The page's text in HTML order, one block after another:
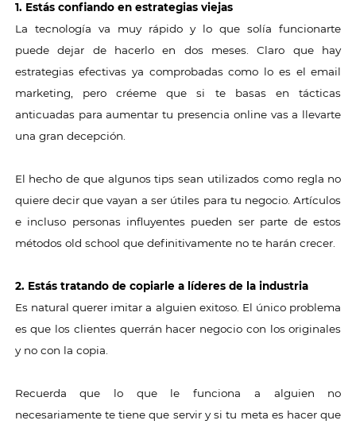
1. Estás confiando en estrategias viejas
La tecnología va muy rápido y lo que solía funcionarte
puede dejar de hacerlo en dos meses. Claro que hay
estrategias efectivas ya comprobadas como lo es el email
marketing, pero créeme que si te basas en tácticas
anticuadas para aumentar tu presencia online vas a llevarte
una gran decepción.
El hecho de que algunos tips sean utilizados como regla no
quiere decir que vayan a ser útiles para tu negocio. Artículos
e incluso personas influyentes pueden ser parte de estos
métodos old school que definitivamente no te harán crecer.
2. Estás tratando de copiarle a líderes de la industria
Es natural querer imitar a alguien exitoso. El único problema
es que los clientes querrán hacer negocio con los originales
y no con la copia.
Recuerda que lo que le funciona a alguien no
necesariamente te tiene que servir y si tu meta es hacer que